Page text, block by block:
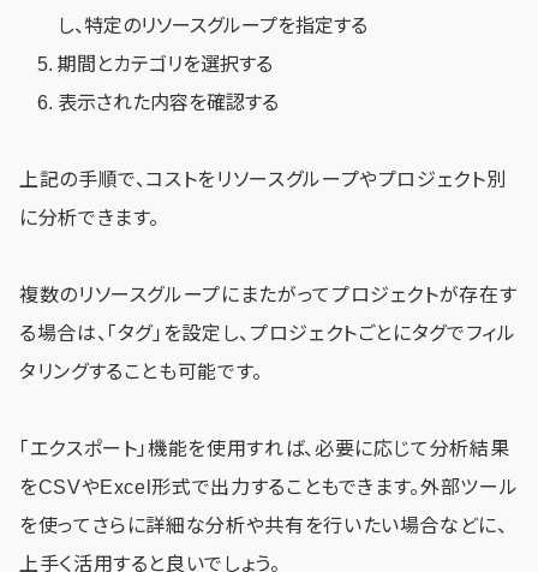
し、特定のリソースグループを指定する
期間とカテゴリを選択する
表示された内容を確認する
上記の手順で、コストをリソースグループやプロジェクト別
に分析できます。
複数のリソースグループにまたがってプロジェクトが存在す
る場合は、「タグ」を設定し、プロジェクトごとにタグでフィル
タリングすることも可能です。
「エクスポート」機能を使用すれば、必要に応じて分析結果
をCSVやExcel形式で出力することもできます。外部ツール
を使ってさらに詳細な分析や共有を行いたい場合などに、
上手く活用すると良いでしょう。